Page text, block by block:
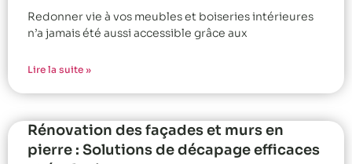
Redonner vie à vos meubles et boiseries intérieures
n’a jamais été aussi accessible grâce aux
Lire la suite »
Rénovation des façades et murs en
pierre : Solutions de décapage efficaces